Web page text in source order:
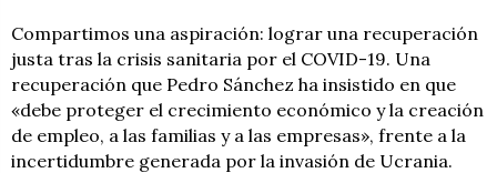
Compartimos una aspiración: lograr una recuperación
justa tras la crisis sanitaria por el COVID-19. Una
recuperación que Pedro Sánchez ha insistido en que
«debe proteger el crecimiento económico y la creación
de empleo, a las familias y a las empresas», frente a la
incertidumbre generada por la invasión de Ucrania.